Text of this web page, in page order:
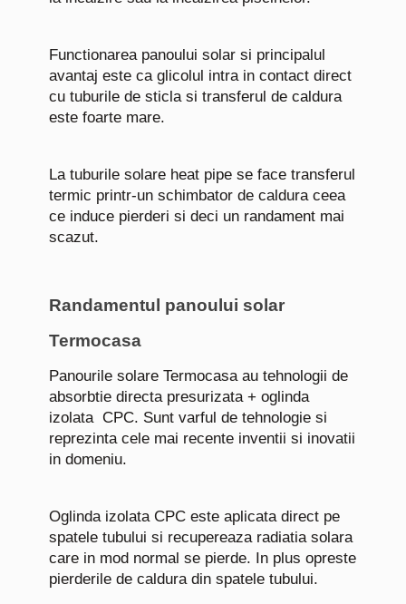
Functionarea panoului solar si principalul
avantaj este ca glicolul intra in contact direct
cu tuburile de sticla si transferul de caldura
este foarte mare.
La tuburile solare heat pipe se face transferul
termic printr-un schimbator de caldura ceea
ce induce pierderi si deci un randament mai
scazut.
Randamentul panoului solar
Termocasa
Panourile solare Termocasa au tehnologii de
absorbtie directa presurizata + oglinda
izolata CPC. Sunt varful de tehnologie si
reprezinta cele mai recente inventii si inovatii
in domeniu.
Oglinda izolata CPC este aplicata direct pe
spatele tubului si recupereaza radiatia solara
care in mod normal se pierde. In plus opreste
pierderile de caldura din spatele tubului.